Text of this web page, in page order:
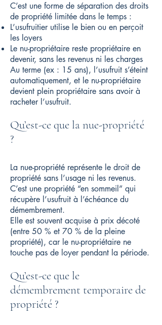
C’est une forme de séparation des droits
de propriété limitée dans le temps :
L’usufruitier utilise le bien ou en perçoit
les loyers
Le nu-propriétaire reste propriétaire en
devenir, sans les revenus ni les charges
Au terme (ex : 15 ans), l’usufruit s’éteint
automatiquement, et le nu-propriétaire
devient plein propriétaire sans avoir à
racheter l’usufruit.
Qu’est-ce que la nue-propriété
?
La nue-propriété représente le droit de
propriété sans l’usage ni les revenus.
C’est une propriété “en sommeil” qui
récupère l’usufruit à l’échéance du
démembrement.
Elle est souvent acquise à prix décoté
(entre 50 % et 70 % de la pleine
propriété), car le nu-propriétaire ne
touche pas de loyer pendant la période.
Qu’est-ce que le
démembrement temporaire de
propriété ?